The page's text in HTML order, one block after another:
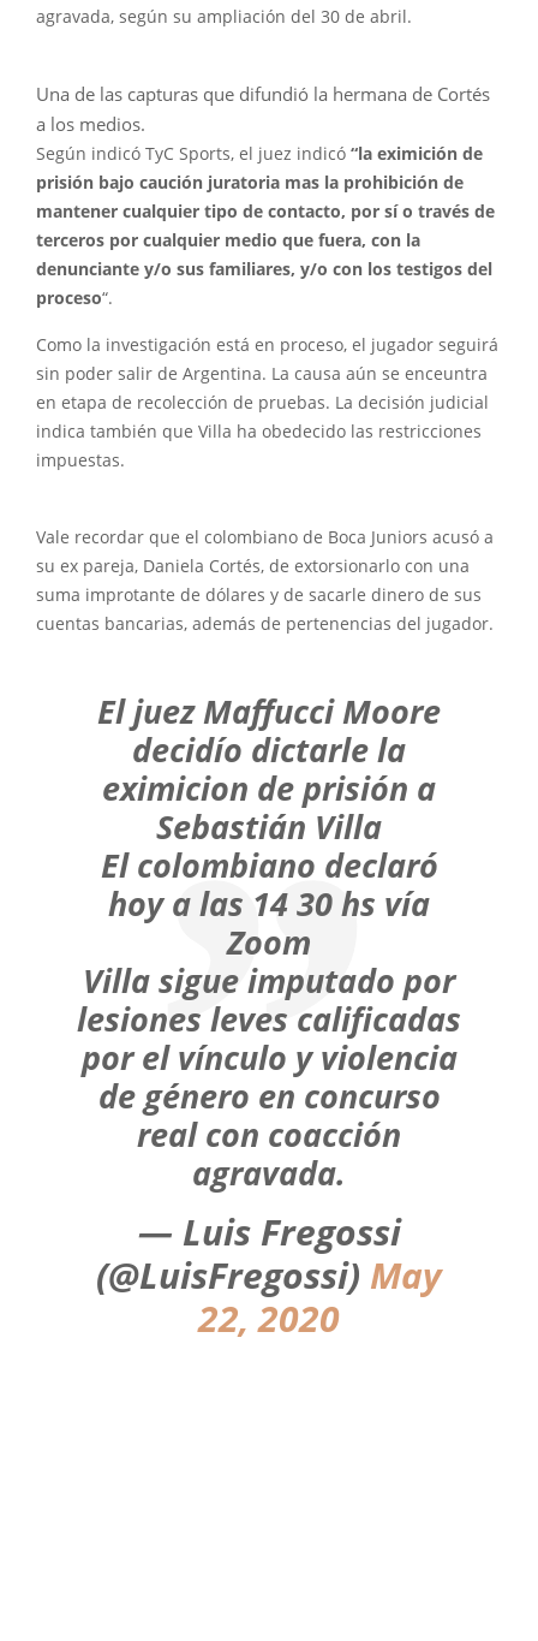
agravada, según su ampliación del 30 de abril.
Una de las capturas que difundió la hermana de Cortés
a los medios.
Según indicó TyC Sports, el juez indicó “la eximición de
prisión bajo caución juratoria mas la prohibición de
mantener cualquier tipo de contacto, por sí o través de
terceros por cualquier medio que fuera, con la
denunciante y/o sus familiares, y/o con los testigos del
proceso“.
Como la investigación está en proceso, el jugador seguirá
sin poder salir de Argentina. La causa aún se enceuntra
en etapa de recolección de pruebas. La decisión judicial
indica también que Villa ha obedecido las restricciones
impuestas.
Vale recordar que el colombiano de Boca Juniors acusó a
su ex pareja, Daniela Cortés, de extorsionarlo con una
suma improtante de dólares y de sacarle dinero de sus
cuentas bancarias, además de pertenencias del jugador.
El juez Maffucci Moore
decidío dictarle la
eximicion de prisión a
Sebastián Villa
El colombiano declaró
hoy a las 14 30 hs vía
Zoom
Villa sigue imputado por
lesiones leves calificadas
por el vínculo y violencia
de género en concurso
real con coacción
agravada.
— Luis Fregossi
(@LuisFregossi) May
22, 2020